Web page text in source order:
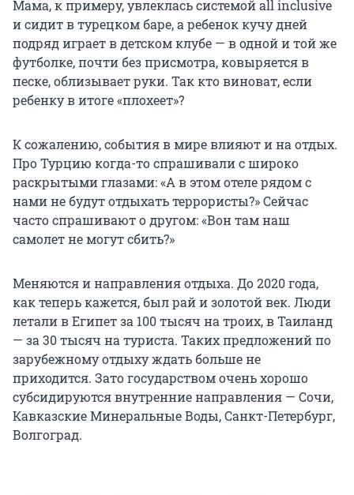
Мама, к примеру, увлеклась системой all inclusive
и сидит в турецком баре, а ребенок кучу дней
подряд играет в детском клубе — в одной и той же
футболке, почти без присмотра, ковыряется в
песке, облизывает руки. Так кто виноват, если
ребенку в итоге «плохеет»?
К сожалению, события в мире влияют и на отдых.
Про Турцию когда-то спрашивали с широко
раскрытыми глазами: «А в этом отеле рядом с
нами не будут отдыхать террористы?» Сейчас
часто спрашивают о другом: «Вон там наш
самолет не могут сбить?»
Меняются и направления отдыха. До 2020 года,
как теперь кажется, был рай и золотой век. Люди
летали в Египет за 100 тысяч на троих, в Таиланд
— за 30 тысяч на туриста. Таких предложений по
зарубежному отдыху ждать больше не
приходится. Зато государством очень хорошо
субсидируются внутренние направления — Сочи,
Кавказские Минеральные Воды, Санкт-Петербург,
Волгоград.